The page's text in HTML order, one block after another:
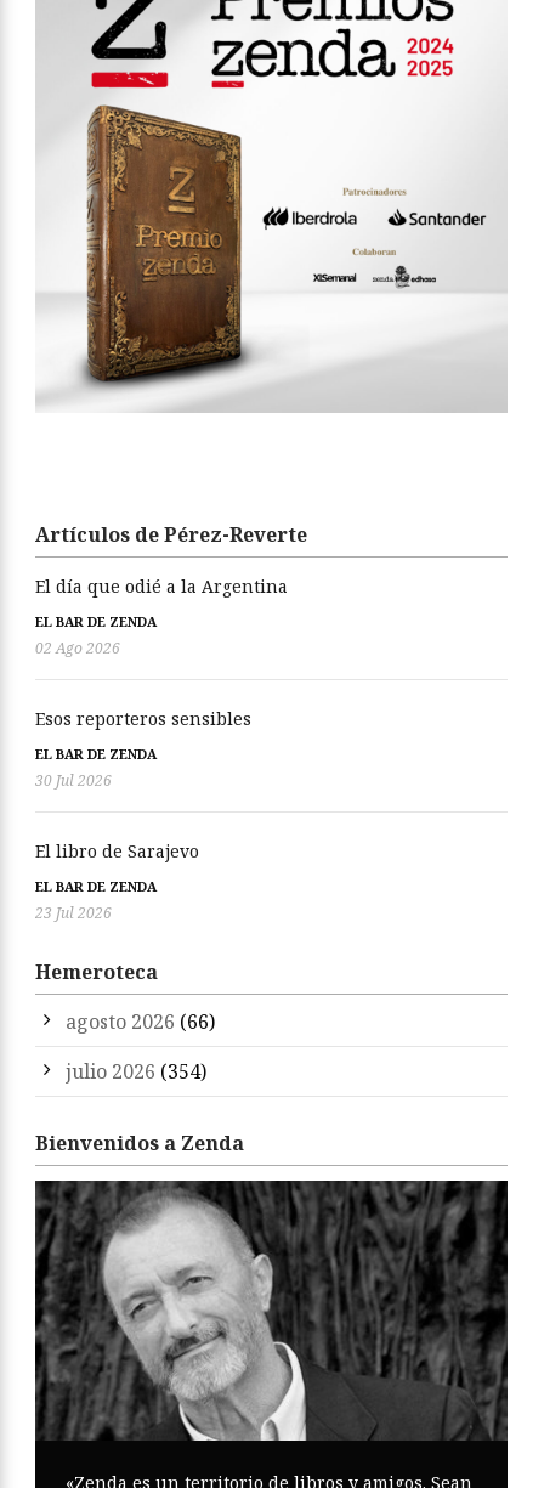
Artículos de Pérez-Reverte
El día que odié a la Argentina
EL BAR DE ZENDA
02 Ago 2026
Esos reporteros sensibles
EL BAR DE ZENDA
30 Jul 2026
El libro de Sarajevo
EL BAR DE ZENDA
23 Jul 2026
Hemeroteca
agosto 2026 (66)
julio 2026 (354)
Bienvenidos a Zenda
«Zenda es un territorio de libros y amigos. Sean